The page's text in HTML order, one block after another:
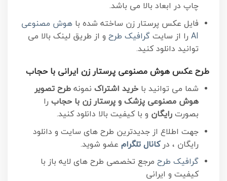
چاپ در ابعاد بالا می باشد.
فایل عکس پرستار زن ساخته شده با هوش مصنوعی
AIرا از سایتگرافیک طرحو از طریق لینک بالا می
توانید دانلود کنید.
طرح عکس هوش مصنوعی پرستار زن ایرانی با حجاب
شما می توانید با خرید اشتراکنمونه طرح تصویر
هوش مصنوعی پزشک و پرستار زن با حجابرا
بصورت رایگان و با کیفیت بالا دانلود کنید.
جهت اطلاع از جدیدترین طرح های سایت و دانلود
رایگان ، درکانال تلگرامعضو شوید.
گرافیک طرحمرجع تخصصی طرح های لایه باز با
کیفیت و ایرانی